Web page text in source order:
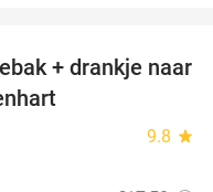
43%
+ drankje naar
9.8 star